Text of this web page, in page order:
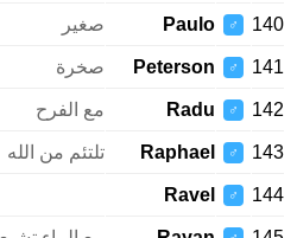
140
♂
Paulo صغير
141
♂
Peterson صخرة
142
♂
Radu مع الفرح
143
♂
Raphael تلتئم من الله
144
♂
Ravel